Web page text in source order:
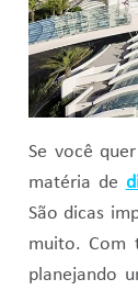
Se você
matéria de
São dicas
muito. Com
planejando